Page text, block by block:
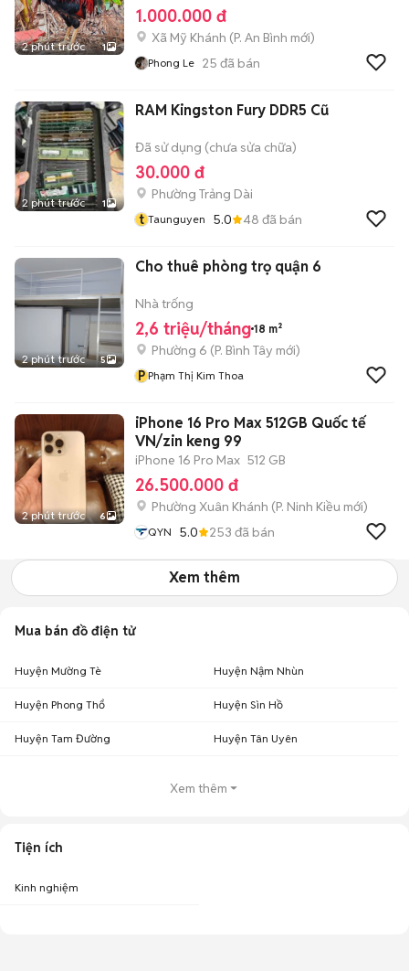
2 phút trước 1
1.000.000 đ
Xã Mỹ Khánh (P. An Bình mới)
Phong Le 25 đã bán
2 phút trước 1
RAM Kingston Fury DDR5 Cũ
Đã sử dụng (chưa sửa chữa)
30.000 đ
Phường Trảng Dài
t Taunguyen 5.0 48 đã bán
2 phút trước 5
Cho thuê phòng trọ quận 6
Nhà trống
2,6 triệu/tháng 18 m²
Phường 6 (P. Bình Tây mới)
P Phạm Thị Kim Thoa
2 phút trước 6
iPhone 16 Pro Max 512GB Quốc tế
VN/zin keng 99
iPhone 16 Pro Max 512 GB
26.500.000 đ
Phường Xuân Khánh (P. Ninh Kiều mới)
QYN 5.0 253 đã bán
Xem thêm
Mua bán đồ điện tử
Huyện Mường Tè Huyện Nậm Nhùn
Huyện Phong Thổ Huyện Sìn Hồ
Huyện Tam Đường Huyện Tân Uyên
Xem thêm
Tiện ích
Kinh nghiệm